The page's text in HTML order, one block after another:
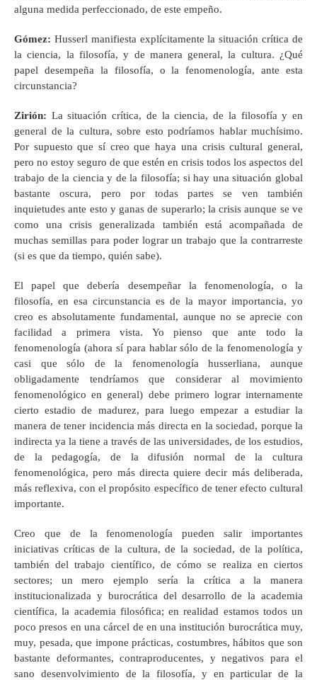
alguna medida perfeccionado, de este empeño.
Gómez: Husserl manifiesta explícitamente la situación crítica de
la ciencia, la filosofía, y de manera general, la cultura. ¿Qué
papel desempeña la filosofía, o la fenomenología, ante esta
circunstancia?
Zirión: La situación crítica, de la ciencia, de la filosofía y en
general de la cultura, sobre esto podríamos hablar muchísimo.
Por supuesto que sí creo que haya una crisis cultural general,
pero no estoy seguro de que estén en crisis todos los aspectos del
trabajo de la ciencia y de la filosofía; si hay una situación global
bastante oscura, pero por todas partes se ven también
inquietudes ante esto y ganas de superarlo; la crisis aunque se ve
como una crisis generalizada también está acompañada de
muchas semillas para poder lograr un trabajo que la contrarreste
(si es que da tiempo, quién sabe).
El papel que debería desempeñar la fenomenología, o la
filosofía, en esa circunstancia es de la mayor importancia, yo
creo es absolutamente fundamental, aunque no se aprecie con
facilidad a primera vista. Yo pienso que ante todo la
fenomenología (ahora sí para hablar sólo de la fenomenología y
casi que sólo de la fenomenología husserliana, aunque
obligadamente tendríamos que considerar al movimiento
fenomenológico en general) debe primero lograr internamente
cierto estadio de madurez, para luego empezar a estudiar la
manera de tener incidencia más directa en la sociedad, porque la
indirecta ya la tiene a través de las universidades, de los estudios,
de la pedagogía, de la difusión normal de la cultura
fenomenológica, pero más directa quiere decir más deliberada,
más reflexiva, con el propósito específico de tener efecto cultural
importante.
Creo que de la fenomenología pueden salir importantes
iniciativas críticas de la cultura, de la sociedad, de la política,
también del trabajo científico, de cómo se realiza en ciertos
sectores; un mero ejemplo sería la crítica a la manera
institucionalizada y burocrática del desarrollo de la academia
científica, la academia filosófica; en realidad estamos todos un
poco presos en una cárcel de en una institución burocrática muy,
muy, pesada, que impone prácticas, costumbres, hábitos que son
bastante deformantes, contraproducentes, y negativos para el
sano desenvolvimiento de la filosofía, y en particular de la